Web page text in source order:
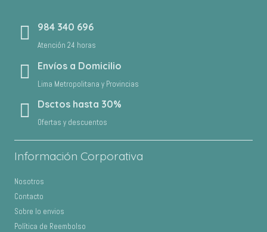
984 340 696
Atención 24 horas
Envíos a Domicilio
Lima Metropolitana y Provincias
Dsctos hasta 30%
Ofertas y descuentos
Información Corporativa
Nosotros
Contacto
Sobre lo envios
Política de Reembolso